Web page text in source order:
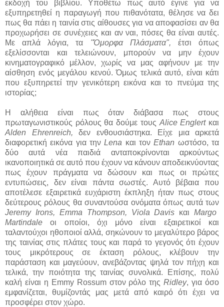
εκδοχή του βιβλίου. Υποθέτω πως αυτό έγινε για να
εξυπηρετηθεί η παραγωγή που πιθανότατα, θέλησε να δει
πως θα πάει η ταινία στις αίθουσες για να αποφασίσει αν θα
προχωρήσει σε συνέχειες και αν ναι, πόσες θα είναι αυτές.
Με απλά λόγια, τα "Όμορφα Πλάσματα", έτσι όπως
εξελίσσονται και τελειώνουν, μπορούν να μην έχουν
κινηματογραφικό μέλλον, χωρίς να μας αφήνουν με την
αίσθηση ενός μεγάλου κενού. Όμως τελικά αυτό, είναι κάτι
που εξυπηρετεί την γενικότερη εικόνα και το πνεύμα της
ιστορίας;
Η αλήθεια είναι πως όταν διάβασα πως στους
πρωταγωνιστικούς ρόλους θα δούμε τους Alice Englert και
Alden Ehrenreich, δεν ενθουσιάστηκα. Είχε μια αρκετά
διαφορετική εικόνα για τηνLena και τονEthan ωστόσο, τα
δύο αυτά νέα παιδιά ανταποκρίνονται αρκούντως
ικανοποιητικά σε αυτό που έχουν να κάνουν αποδεικνύοντας
πως έχουν πράγματα να δώσουν και πως οι πρώτες
εντυπώσεις, δεν είναι πάντα σωστές. Αυτό βέβαια που
αποτέλεσε εξαιρετικά ευχάριστη έκπληξη ήταν πως στους
δεύτερους ρόλους θα συναντούσα ονόματα όπως αυτά των
Jeremy Irons, Emma Thompson, Viola Davis καιMargo
Martindaleοι οποίοι, όχι μόνο είναι εξαιρετικοί και
ταλαντούχοι ηθοποιοί αλλά, σηκώνουν το μεγαλύτερο βάρος
της ταινίας στις πλάτες τους και παρά το γεγονός ότι έχουν
τους μικρότερους σε έκταση ρόλους, κλέβουν την
παράσταση και μαγεύουν, ανεβάζοντας ψηλά τον πήχη και
τελικά, την ποιότητα της ταινίας συνολικά. Επίσης, πολύ
καλή είναι η Emmy Rossum στον ρόλο τηςRidley, για όσο
εμφανίζεται, θυμίζοντάς μας μετά από καιρό ότι έχει να
προσφέρει στον χώρο.